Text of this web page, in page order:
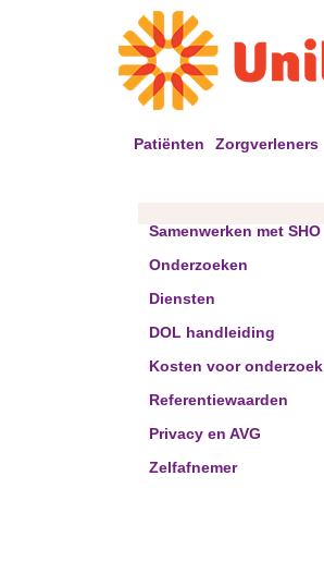
Patiënten Zorgverleners
Samenwerken met SHO
Onderzoeken
Diensten
DOL handleiding
Kosten voor onderzoek
Referentiewaarden
Privacy en AVG
Zelfafnemer